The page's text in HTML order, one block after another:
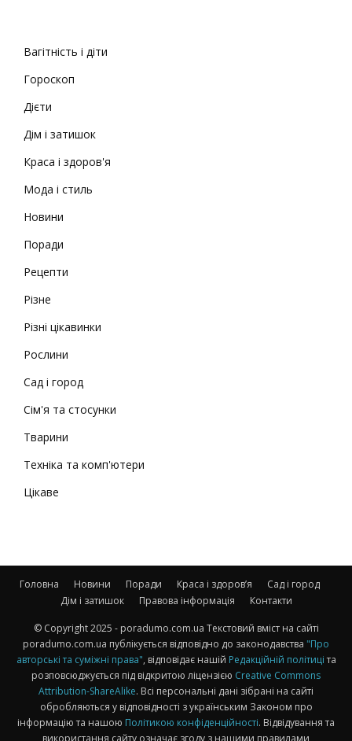
Вагітність і діти
Гороскоп
Дієти
Дім і затишок
Краса і здоров'я
Мода і стиль
Новини
Поради
Рецепти
Різне
Різні цікавинки
Рослини
Сад і город
Сім'я та стосунки
Тварини
Техніка та комп'ютери
Цікаве
Головна Новини Поради Краса і здоров’я
Сад і город
Дім і затишок
Правова інформація Контакти
© Copyright 2025 - poradumo.com.ua Текстовий вміст на сайті
poradumo.com.ua публікується відповідно до законодавства "Про
авторські та суміжні права", відповідає нашій Редакційній політиціта
розповсюджується під відкритою ліцензією Creative Commons
Attribution-ShareAlike. Всі персональні дані зібрані на сайті
обробляються у відповідності з українським Законом про
інформацію та нашою Політикою конфіденційності. Відвідування та
використання сайту означає згоду з нашими правилами